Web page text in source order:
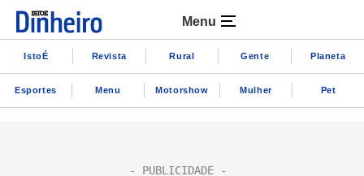
Menu
IstoÉ Revista Rural Gente Planeta
Esportes Menu Motorshow Mulher Pet